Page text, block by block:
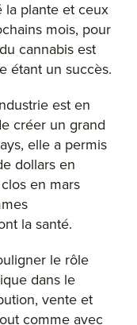
la plante et ceux
mois, pour
cannabis est
étant un succès.
est en
créer un grand
elle a permis
dollars en
en mars
la santé.
le rôle
dans le
vente et
comme avec